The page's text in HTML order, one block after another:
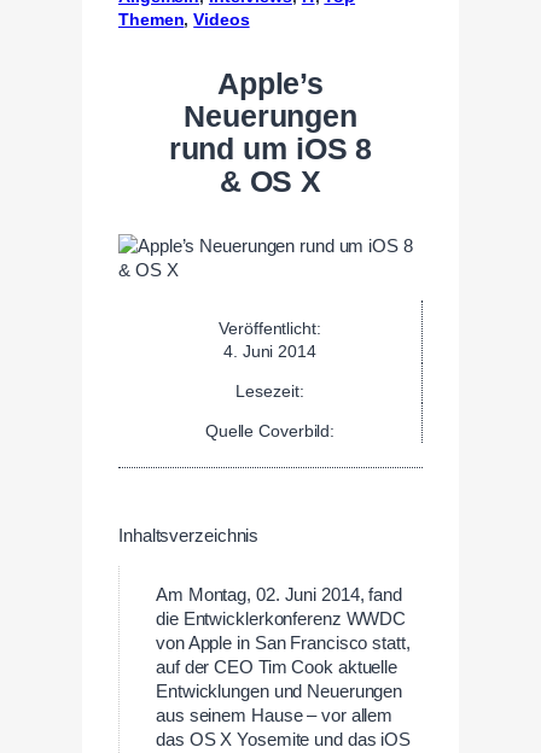
Themen, Videos
Apple’s
Neuerungen
rund um iOS 8
& OS X
Veröffentlicht:
4. Juni 2014
Lesezeit:
Quelle Coverbild:
Inhaltsverzeichnis
Am Montag, 02. Juni 2014, fand
die Entwicklerkonferenz WWDC
von Apple in San Francisco statt,
auf der CEO Tim Cook aktuelle
Entwicklungen und Neuerungen
aus seinem Hause – vor allem
das OS X Yosemite und das iOS